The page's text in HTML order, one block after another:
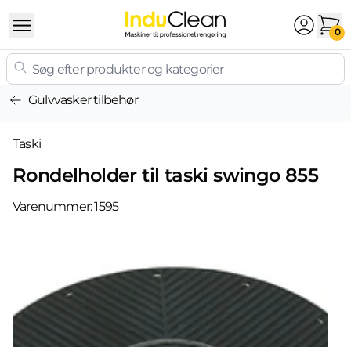
0
Gulvvasker tilbehør
Taski
Rondelholder til taski swingo 855
Varenummer:1595